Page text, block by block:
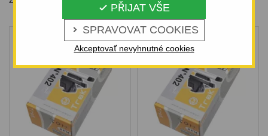
 SPRAVOVAT COOKIES
 PŘIJAT VŠE
Akceptovať nevyhnutné cookies